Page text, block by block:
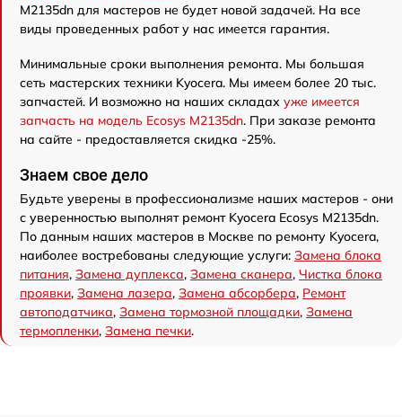
M2135dn для мастеров не будет новой задачей. На все
виды проведенных работ у нас имеется гарантия.
Минимальные сроки выполнения ремонта. Мы большая
сеть мастерских техники Kyocera. Мы имеем более 20 тыс.
запчастей. И возможно на наших складах уже имеется
запчасть на модель Ecosys M2135dn. При заказе ремонта
на сайте - предоставляется скидка -25%.
Знаем свое дело
Будьте уверены в профессионализме наших мастеров - они
с уверенностью выполнят ремонт Kyocera Ecosys M2135dn.
По данным наших мастеров в Москве по ремонту Kyocera,
наиболее востребованы следующие услуги: Замена блока
питания, Замена дуплекса, Замена сканера, Чистка блока
проявки, Замена лазера, Замена абсорбера, Ремонт
автоподатчика, Замена тормозной площадки, Замена
термопленки, Замена печки.